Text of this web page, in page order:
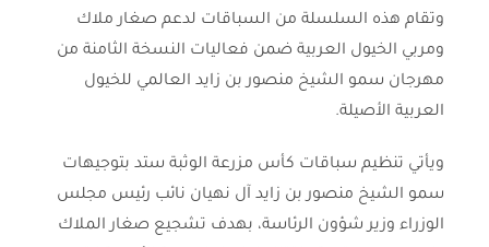
وتقام هذه السلسلة من السباقات لدعم صغار ملاك
ومربي الخيول العربية ضمن فعاليات النسخة الثامنة من
مهرجان سمو الشيخ منصور بن زايد العالمي للخيول
العربية الأصيلة.
ويأتي تنظيم سباقات كأس مزرعة الوثبة ستد بتوجيهات
سمو الشيخ منصور بن زايد آل نهيان نائب رئيس مجلس
الوزراء وزير شؤون الرئاسة، بهدف تشجيع صغار الملاك